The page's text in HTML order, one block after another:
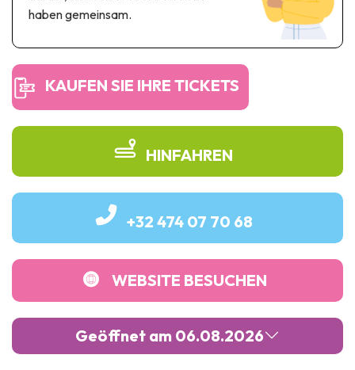
Regionalprodukte
UNESCO erbe
haben gemeinsam.
KAUFEN SIE IHRE TICKETS
HINFAHREN
+32 474 07 70 68
WEBSITE BESUCHEN
Geöffnet am 06.08.2026